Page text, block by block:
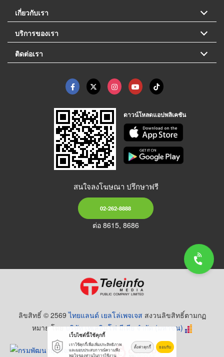
เกี่ยวกับเรา
บริการของเรา
ติดต่อเรา
ดาวน์โหลดแอปพลิเคชัน
สนใจลงโฆษณา ปรึกษาฟรี
02-262-8888
ต่อ 8615, 8686
ลิขสิทธิ์ © 2569ไทยแลนด์ เยลโล่เพจเจส สงวนลิขสิทธิ์ตามกฏ
หมาย โดยบริษัท เทเลอินโฟ มีเดีย จำกัด (มหาชน)
เว็บไซต์นี้ใช้คุกกี้
เราใช้คุกกี้เพื่อเพิ่มประสิทธิภาพ
และมอบประสบการณ์ความพึง
พอใจของท่านในการใช้งาน
ตั้งค่าคุกกี้ ยอมรับ